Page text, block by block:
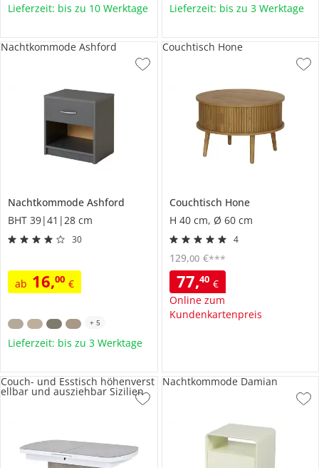
Lieferzeit: bis zu 10 Werktage Lieferzeit: bis zu 3 Werktage
Nachtkommode Ashford
BHT 39|41|28 cm
30
ab 16,00 €
Nachtkommode Ashford
+ 5
Lieferzeit: bis zu 3 Werktage
Couchtisch Hone
H 40 cm, Ø 60 cm
4
77,40 €
Online zum
Kundenkartenpreis
129,00 €***
Couchtisch Hone
Couch- und Esstisch höhenverst
ellbar und ausziehbar Sizilien
Nachtkommode Damian